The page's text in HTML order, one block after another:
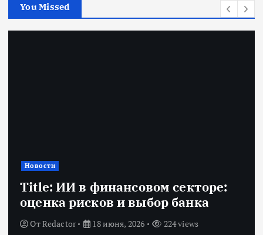
You Missed
Новости
Title: ИИ в финансовом секторе:
оценка рисков и выбор банка
ОтRedactor 18 июня, 2026 224 views